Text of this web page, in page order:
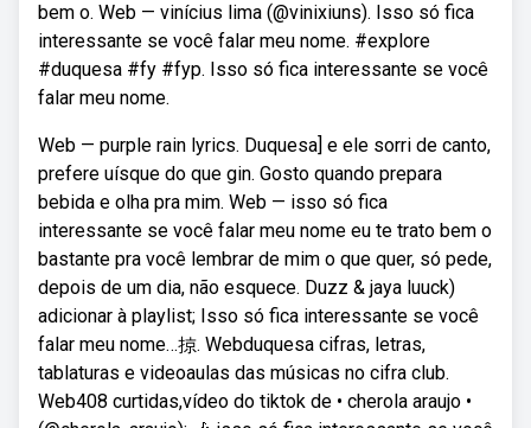
bem o. Web — vinícius lima (@vinixiuns). Isso só fica
interessante se você falar meu nome. #explore
#duquesa #fy #fyp. Isso só fica interessante se você
falar meu nome.
Web — purple rain lyrics. Duquesa] e ele sorri de canto,
prefere uísque do que gin. Gosto quando prepara
bebida e olha pra mim. Web — isso só fica
interessante se você falar meu nome eu te trato bem o
bastante pra você lembrar de mim o que quer, só pede,
depois de um dia, não esquece. Duzz & jaya luuck)
adicionar à playlist; Isso só fica interessante se você
falar meu nome…掠. Webduquesa cifras, letras,
tablaturas e videoaulas das músicas no cifra club.
Web408 curtidas,vídeo do tiktok de • cherola araujo •